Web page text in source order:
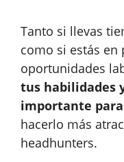
Tanto si llevas
como si estás en
oportunidades
tus habilidades
importante
hacerlo más
headhunters.